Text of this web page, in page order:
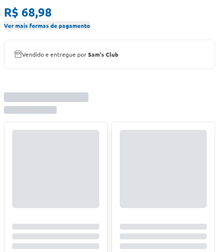
R$ 68,98
Ver mais formas de pagamento
Vendido e entregue porSam's Club